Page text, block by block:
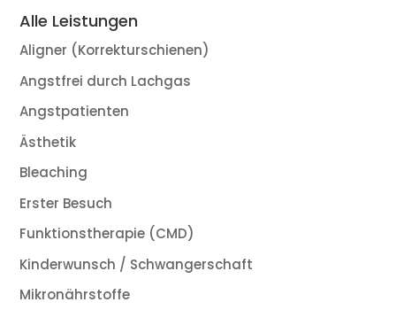
Alle Leistungen
Aligner (Korrekturschienen)
Angstfrei durch Lachgas
Angstpatienten
Ästhetik
Bleaching
Erster Besuch
Funktionstherapie (CMD)
Kinderwunsch / Schwangerschaft
Mikronährstoffe